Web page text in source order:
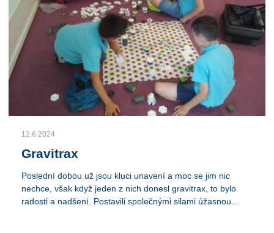
12.6.2024
Gravitrax
Poslední dobou už jsou kluci unavení a moc se jim nic
nechce, však když jeden z nich donesl gravitrax, to bylo
radosti a nadšení. Postavili společnými silami úžasnou